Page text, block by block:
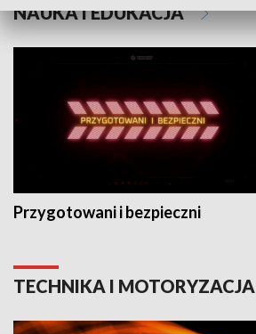
NAUKA I EDUKACJA
Przygotowani i bezpieczni
TECHNIKA I MOTORYZACJA